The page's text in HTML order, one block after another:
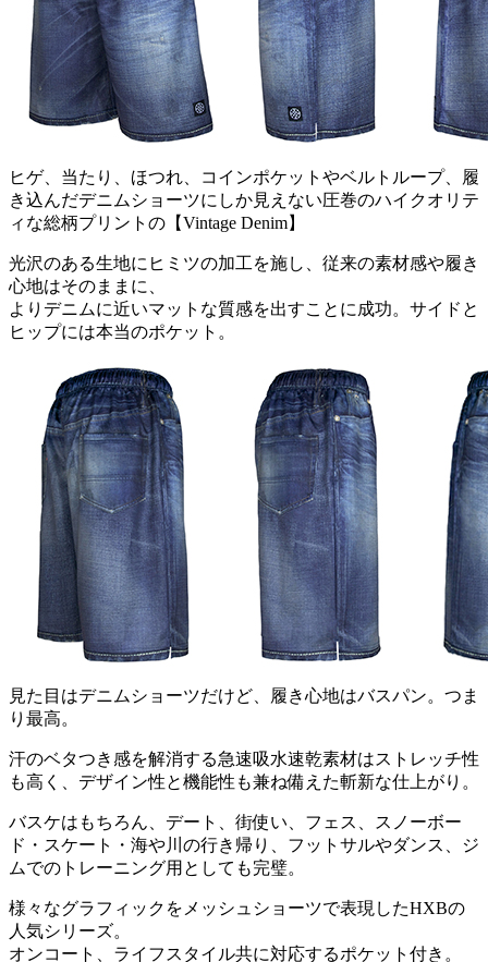
ヒゲ、当たり、ほつれ、コインポケットやベルトループ、履
き込んだデニムショーツにしか見えない圧巻のハイクオリテ
ィな総柄プリントの【Vintage Denim】
光沢のある生地にヒミツの加工を施し、従来の素材感や履き
心地はそのままに、
よりデニムに近いマットな質感を出すことに成功。サイドと
ヒップには本当のポケット。
見た目はデニムショーツだけど、履き心地はバスパン。つま
り最高。
汗のベタつき感を解消する急速吸水速乾素材はストレッチ性
も高く、デザイン性と機能性も兼ね備えた斬新な仕上がり。
バスケはもちろん、デート、街使い、フェス、スノーボー
ド・スケート・海や川の行き帰り、フットサルやダンス、ジ
ムでのトレーニング用としても完璧。
様々なグラフィックをメッシュショーツで表現したHXBの
人気シリーズ。
オンコート、ライフスタイル共に対応するポケット付き。